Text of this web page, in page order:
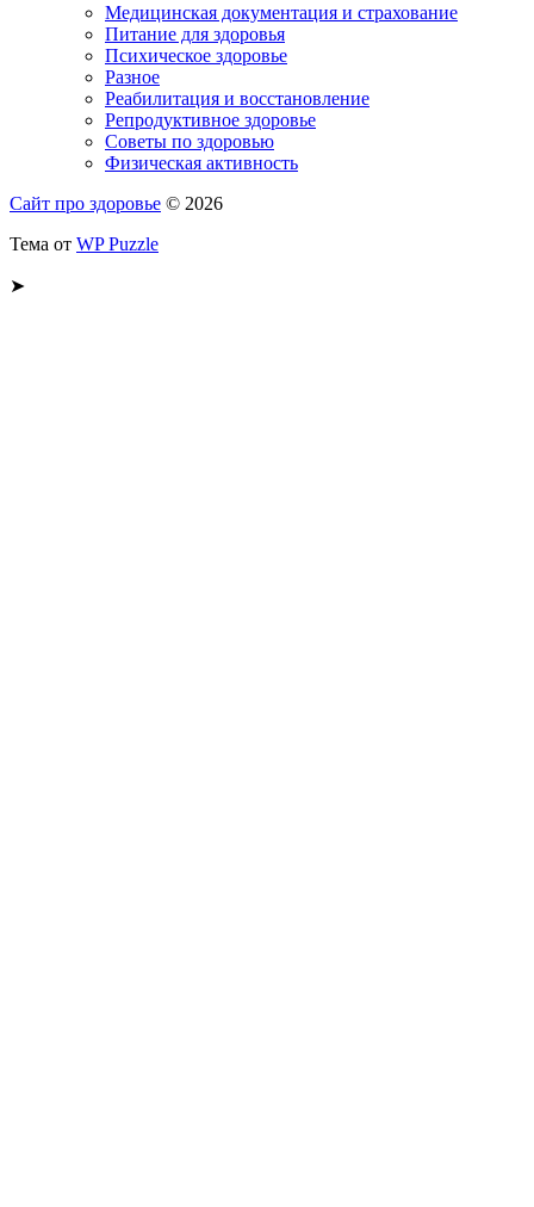
Медицинская документация и страхование
Питание для здоровья
Психическое здоровье
Разное
Реабилитация и восстановление
Репродуктивное здоровье
Советы по здоровью
Физическая активность
Сайт про здоровье © 2026
Тема от WP Puzzle
➤